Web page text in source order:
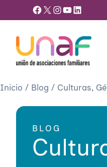
Facebook X InstagramYouTube LinkedIn
Inicio / Blog / Culturas,
BLOG